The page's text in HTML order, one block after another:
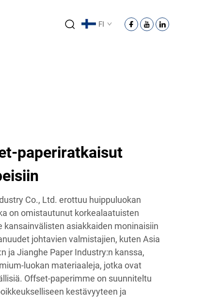
FI
paperiratkaisut
Co., Ltd. erottuu huippuluokan
on omistautunut korkealaatuisten
asiakkaiden moninaisiin
johtavien valmistajien, kuten Asia
ja Jianghe Paper Industry:n kanssa,
luokan materiaaleja, jotka ovat
Offset-paperimme on suunniteltu
kestävyyteen ja